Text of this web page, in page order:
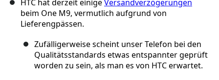
HTC hat derzeit einigeVersandverzögerungen
beim One M9, vermutlich aufgrund von
Lieferengpässen.
Zufälligerweise scheint unser Telefon bei den
Qualitätsstandards etwas entspannter geprüft
worden zu sein, als man es von HTC erwartet.